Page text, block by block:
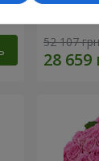
501
52 107 грн